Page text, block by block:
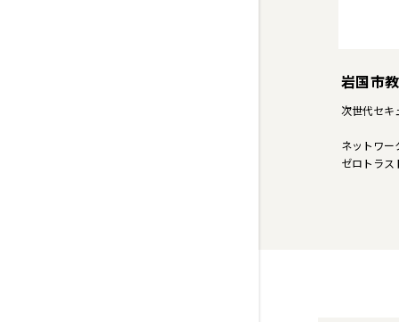
岩国市
次世代セキ
ネットワー
ゼロトラス